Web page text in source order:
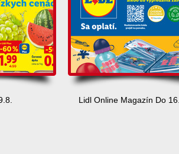
Lidl Online Magazín Do